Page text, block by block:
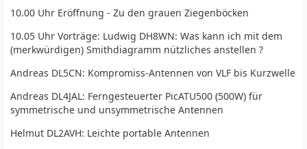
10.00 Uhr Eröffnung - Zu den grauen Ziegenböcken
10.05 Uhr Vorträge: Ludwig DH8WN: Was kann ich mit dem
(merkwürdigen) Smithdiagramm nützliches anstellen ?
Andreas DL5CN: Kompromiss-Antennen von VLF bis Kurzwelle
Andreas DL4JAL: Ferngesteuerter PicATU500 (500W) für
symmetrische und unsymmetrische Antennen
Helmut DL2AVH: Leichte portable Antennen